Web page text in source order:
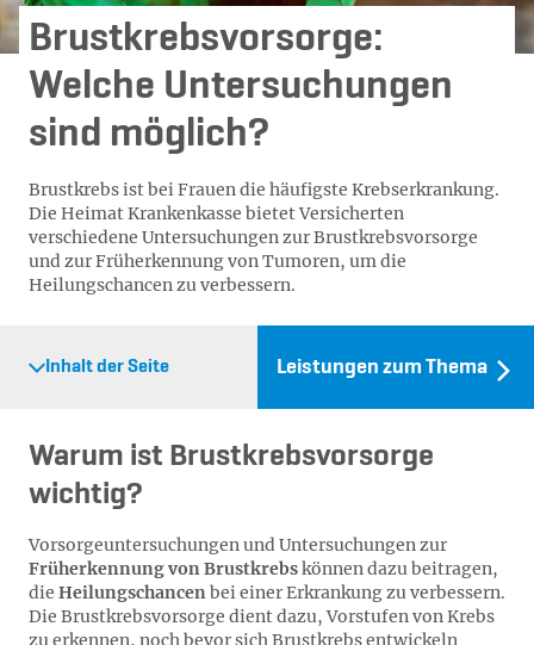
Brustkrebsvorsorge:
Welche Untersuchungen
sind möglich?
Brustkrebs ist bei Frauen die häufigste Krebserkrankung.
Die Heimat Krankenkasse bietet Versicherten
verschiedene Untersuchungen zur Brustkrebsvorsorge
und zur Früherkennung von Tumoren, um die
Heilungschancen zu verbessern.
Inhalt der Seite Leistungen zum Thema
Warum ist Brustkrebsvorsorge
wichtig?
Vorsorgeuntersuchungen und Untersuchungen zur
Früherkennung von Brustkrebskönnen dazu beitragen,
die Heilungschancenbei einer Erkrankung zu verbessern.
Die Brustkrebsvorsorge dient dazu, Vorstufen von Krebs
zu erkennen, noch bevor sich Brustkrebs entwickeln